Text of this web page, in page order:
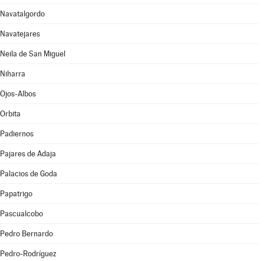
Navatalgordo
Navatejares
Neila de San Miguel
Niharra
Ojos-Albos
Orbita
Padiernos
Pajares de Adaja
Palacios de Goda
Papatrigo
Pascualcobo
Pedro Bernardo
Pedro-Rodríguez